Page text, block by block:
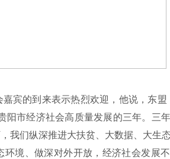
宾的到来表示热烈欢迎，他说，东盟
阳市经济社会高质量发展的三年。三
我们纵深推进大扶贫、大数据、大生
境、做深对外开放，经济社会发展